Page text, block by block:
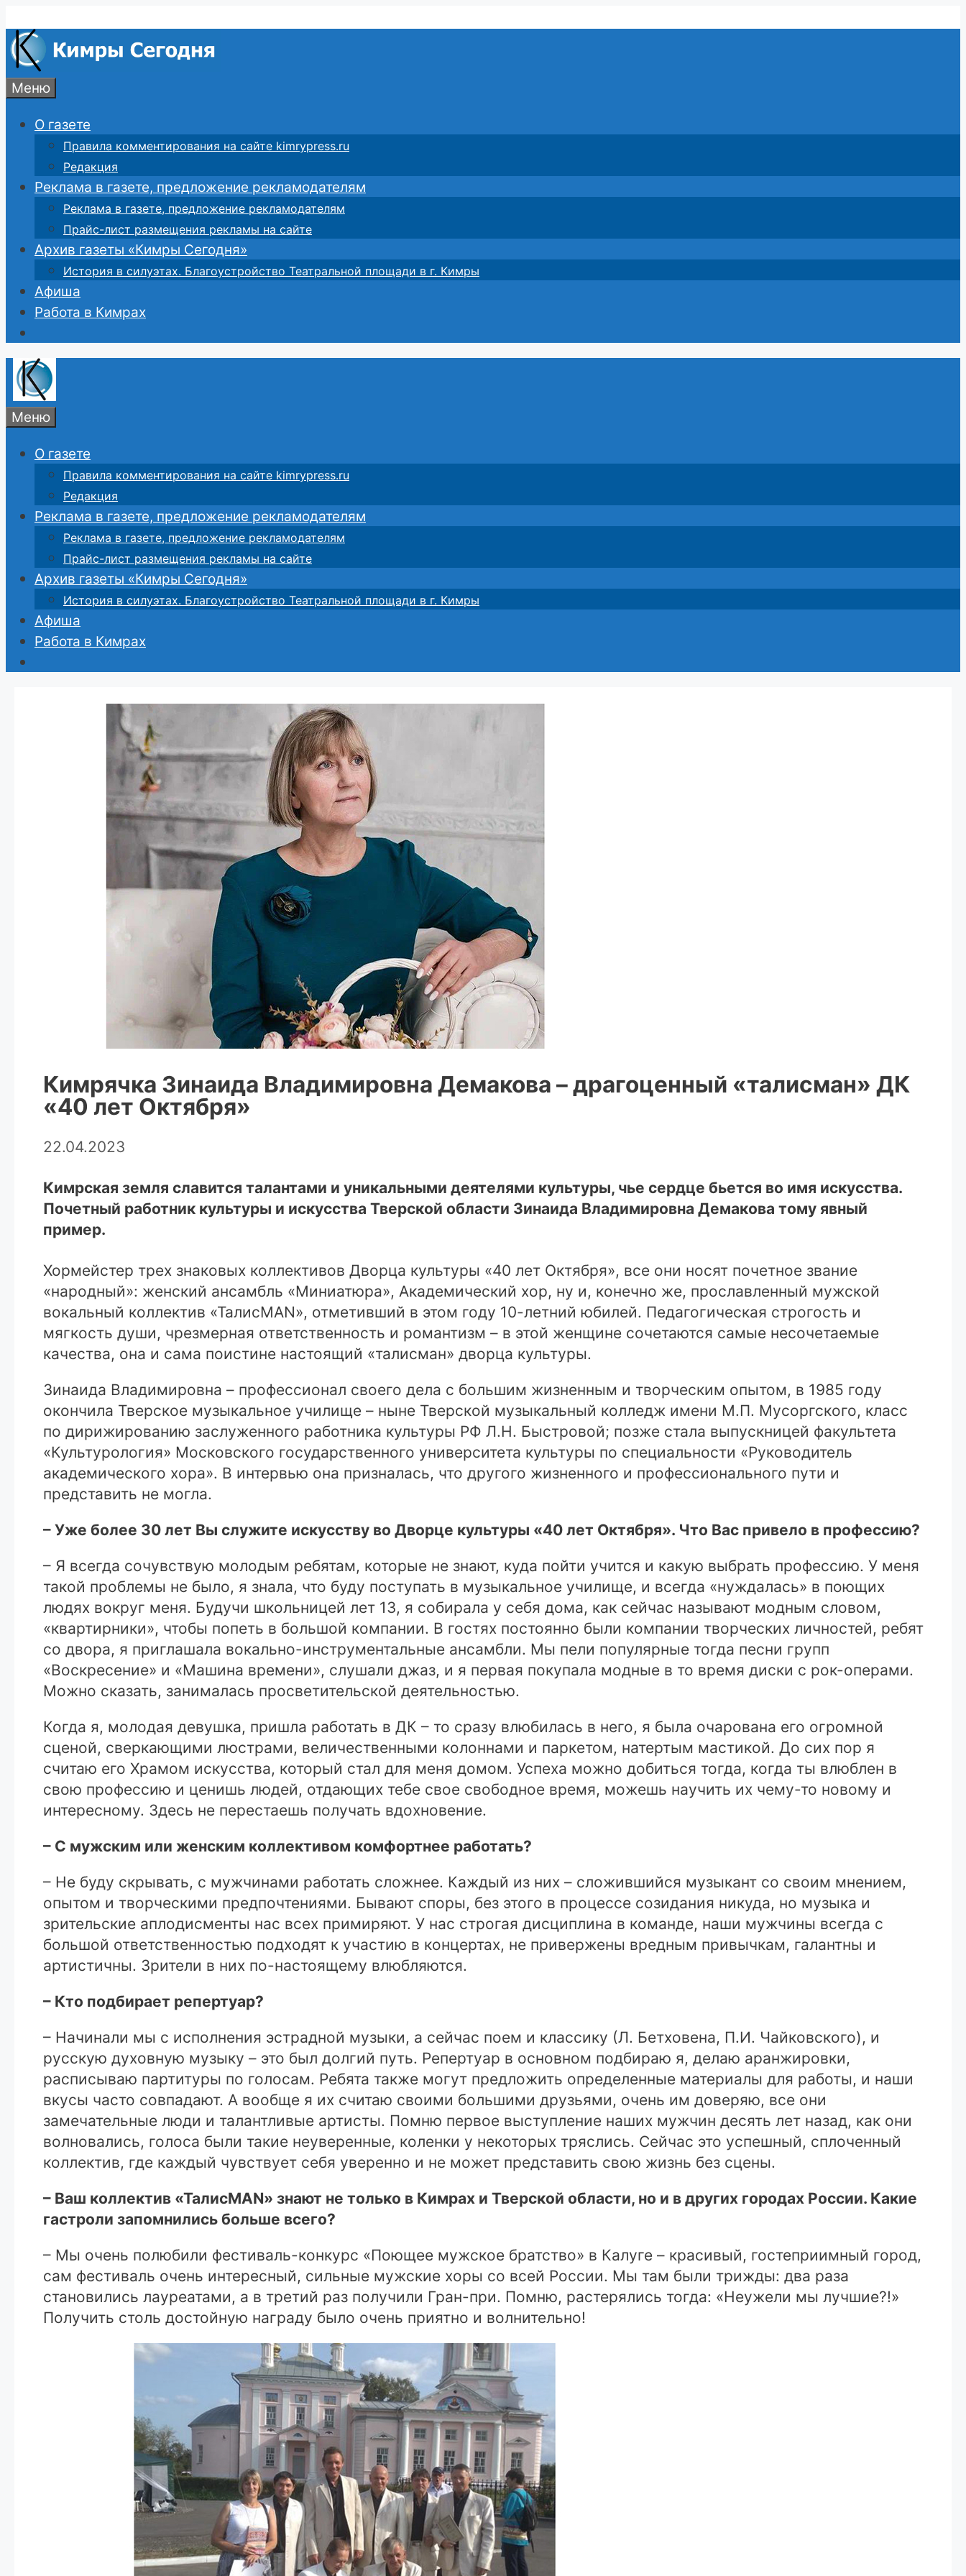
к
содержимому
Меню
О газете
Правила комментирования на сайте kimrypress.ru
Редакция
Реклама в газете, предложение рекламодателям
Реклама в газете, предложение рекламодателям
Прайс-лист размещения рекламы на сайте
Архив газеты «Кимры Сегодня»
История в силуэтах. Благоустройство Театральной площади в г. Кимры
Афиша
Работа в Кимрах
Меню
О газете
Правила комментирования на сайте kimrypress.ru
Редакция
Реклама в газете, предложение рекламодателям
Реклама в газете, предложение рекламодателям
Прайс-лист размещения рекламы на сайте
Архив газеты «Кимры Сегодня»
История в силуэтах. Благоустройство Театральной площади в г. Кимры
Афиша
Работа в Кимрах
Кимрячка Зинаида Владимировна Демакова – драгоценный «талисман» ДК
«40 лет Октября»
22.04.2023
Кимрская земля славится талантами и уникальными деятелями культуры, чье сердце бьется во имя искусства.
Почетный работник культуры и искусства Тверской области Зинаида Владимировна Демакова тому явный
пример.
Хормейстер трех знаковых коллективов Дворца культуры «40 лет Октября», все они носят почетное звание
«народный»: женский ансамбль «Миниатюра», Академический хор, ну и, конечно же, прославленный мужской
вокальный коллектив «ТалисMAN», отметивший в этом году 10-летний юбилей. Педагогическая строгость и
мягкость души, чрезмерная ответственность и романтизм – в этой женщине сочетаются самые несочетаемые
качества, она и сама поистине настоящий «талисман» дворца культуры.
Зинаида Владимировна – профессионал своего дела с большим жизненным и творческим опытом, в 1985 году
окончила Тверское музыкальное училище – ныне Тверской музыкальный колледж имени М.П. Мусоргского, класс
по дирижированию заслуженного работника культуры PФ Л.Н. Быстровой; позже стала выпускницей факультета
«Культурология» Московского государственного университета культуры по специальности «Руководитель
академического хора». В интервью она призналась, что другого жизненного и профессионального пути и
представить не могла.
– Уже более 30 лет Вы служите искусству во Дворце культуры «40 лет Октября». Что Вас привело в профессию?
– Я всегда сочувствую молодым ребятам, которые не знают, куда пойти учится и какую выбрать профессию. У меня
такой проблемы не было, я знала, что буду поступать в музыкальное училище, и всегда «нуждалась» в поющих
людях вокруг меня. Будучи школьницей лет 13, я собирала у себя дома, как сейчас называют модным словом,
«квартирники», чтобы попеть в большой компании. В гостях постоянно были компании творческих личностей, ребят
со двора, я приглашала вокально-инструментальные ансамбли. Мы пели популярные тогда песни групп
«Воскресение» и «Машина времени», слушали джаз, и я первая покупала модные в то время диски с рок-операми.
Можно сказать, занималась просветительской деятельностью.
Когда я, молодая девушка, пришла работать в ДК – то сразу влюбилась в него, я была очарована его огромной
сценой, сверкающими люстрами, величественными колоннами и паркетом, натертым мастикой. До сих пор я
считаю его Храмом искусства, который стал для меня домом. Успеха можно добиться тогда, когда ты влюблен в
свою профессию и ценишь людей, отдающих тебе свое свободное время, можешь научить их чему-то новому и
интересному. Здесь не перестаешь получать вдохновение.
– С мужским или женским коллективом комфортнее работать?
– Не буду скрывать, с мужчинами работать сложнее. Каждый из них – сложившийся музыкант со своим мнением,
опытом и творческими предпочтениями. Бывают споры, без этого в процессе созидания никуда, но музыка и
зрительские аплодисменты нас всех примиряют. У нас строгая дисциплина в команде, наши мужчины всегда с
большой ответственностью подходят к участию в концертах, не привержены вредным привычкам, галантны и
артистичны. Зрители в них по-настоящему влюбляются.
– Кто подбирает репертуар?
– Начинали мы с исполнения эстрадной музыки, а сейчас поем и классику (Л. Бетховена, П.И. Чайковского), и
русскую духовную музыку – это был долгий путь. Репертуар в основном подбираю я, делаю аранжировки,
расписываю партитуры по голосам. Ребята также могут предложить определенные материалы для работы, и наши
вкусы часто совпадают. А вообще я их считаю своими большими друзьями, очень им доверяю, все они
замечательные люди и талантливые артисты. Помню первое выступление наших мужчин десять лет назад, как они
волновались, голоса были такие неуверенные, коленки у некоторых тряслись. Сейчас это успешный, сплоченный
коллектив, где каждый чувствует себя уверенно и не может представить свою жизнь без сцены.
– Ваш коллектив «ТалисMAN» знают не только в Кимрах и Тверской области, но и в других городах России. Какие
гастроли запомнились больше всего?
– Мы очень полюбили фестиваль-конкурс «Поющее мужское братство» в Калуге – красивый, гостеприимный город,
сам фестиваль очень интересный, сильные мужские хоры со всей России. Мы там были трижды: два раза
становились лауреатами, а в третий раз получили Гран-при. Помню, растерялись тогда: «Неужели мы лучшие?!»
Получить столь достойную награду было очень приятно и волнительно!